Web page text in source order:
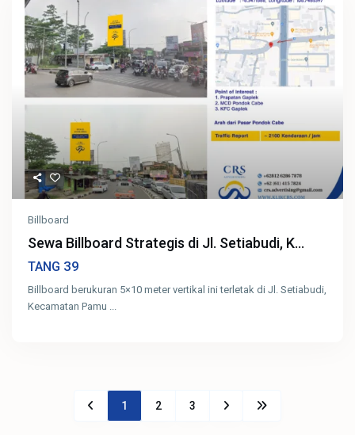
Billboard
Sewa Billboard Strategis di Jl. Setiabudi, K...
TANG 39
Billboard berukuran 5×10 meter vertikal ini terletak di Jl. Setiabudi,
Kecamatan Pamu ...
1 2 3